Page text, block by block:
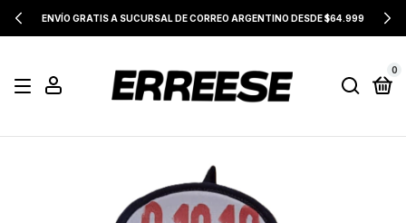
ENVÍO GRATIS A SUCURSAL DE CORREO ARGENTINO DESDE $64.999
0